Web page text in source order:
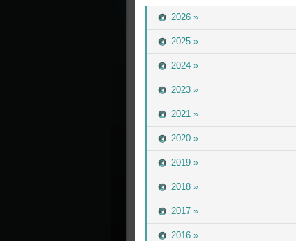
2026 »
2025 »
2024 »
2023 »
2021 »
2020 »
2019 »
2018 »
2017 »
2016 »